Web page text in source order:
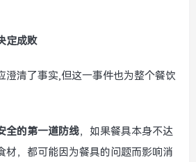
定成败
澄清了事实,但这一事件也为整个餐饮
全的第一道防线，如果餐具本身不达
材，都可能因为餐具的问题而影响消